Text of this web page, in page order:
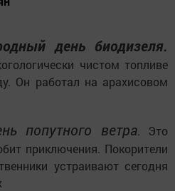
день биодизеля.
чистом топливе
Он работал на арахисовом
попутного ветра. Это
приключения. Покорители
устраивают сегодня